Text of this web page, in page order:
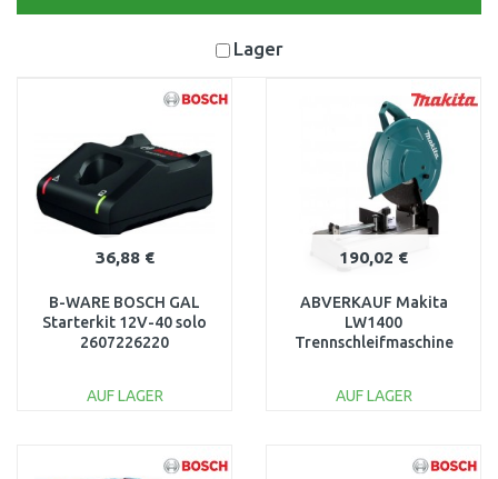
Lager
36,88 €
B-WARE BOSCH GAL
Starterkit 12V-40 solo
2607226220
AUF LAGER
190,02 €
ABVERKAUF Makita
LW1400
Trennschleifmaschine
AUF LAGER